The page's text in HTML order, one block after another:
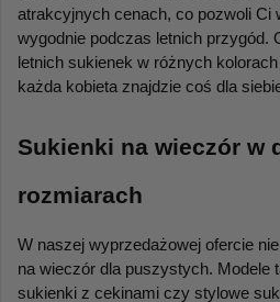
atrakcyjnych cenach, co pozwoli Ci
wygodnie podczas letnich przygód.
letnich sukienek w różnych
każda kobieta znajdzie coś dla
Sukienki na wieczór w
rozmiarach
W naszej wyprzedażowej ofercie
na wieczór dla puszystych. Modele
sukienki z cekinami czy stylowe